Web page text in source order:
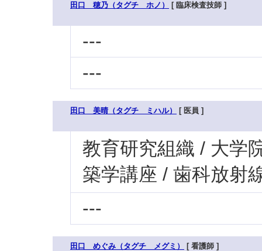
田口 穂乃（タグチ ホノ） [ 臨床検査技師 ]
---
---
田口 美晴（タグチ ミハル） [ 医員 ]
教育研究組織 / 大学
築学講座 / 歯科放射
---
田口 めぐみ（タグチ メグミ） [ 看護師 ]